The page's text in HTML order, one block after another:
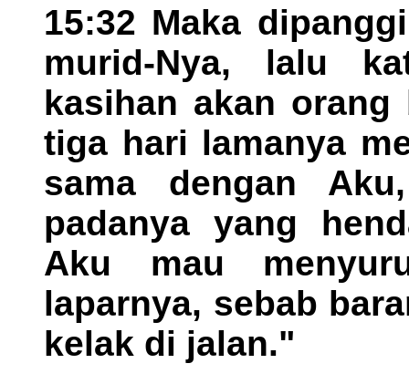
15:32 Maka
murid-Nya, lalu
kasihan akan
tiga hari lamanya
sama dengan
padanya yang
Aku mau
laparnya, sebab
kelak di jalan."